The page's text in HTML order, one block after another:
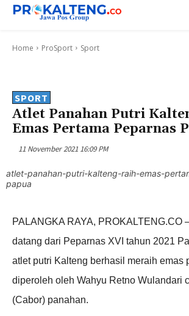
Home ProSport Sport
SPORT
Atlet Panahan Putri
Emas Pertama Peparnas
11 November 2021 16:09 PM
atlet-panahan-putri-kalteng-raih-emas-
papua
PALANGKA RAYA, PROKALTENG.CO
datang dari Peparnas XVI tahun 2021
atlet putri Kalteng berhasil meraih emas
diperoleh oleh Wahyu Retno Wulandari
(Cabor) panahan.